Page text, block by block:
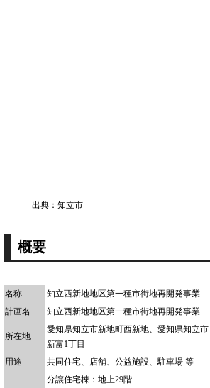
出典：知立市
概要
名称
知立西新地地区第一種市街地再開発事業
計画名
知立西新地地区第一種市街地再開発事業
所在地
愛知県知立市新地町西新地、愛知県知立市
新富1丁目
用途
共同住宅、店舗、公益施設、駐車場 等
分譲住宅棟：地上29階